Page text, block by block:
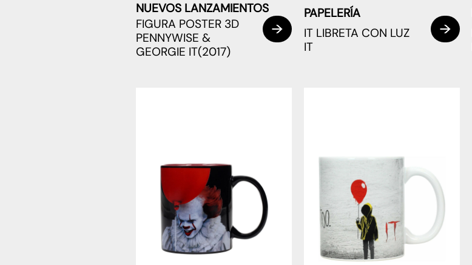
NUEVOS LANZAMIENTOS
FIGURA POSTER 3D
PENNYWISE &
GEORGIE IT(2017)
PAPELERÍA
IT LIBRETA CON LUZ
IT